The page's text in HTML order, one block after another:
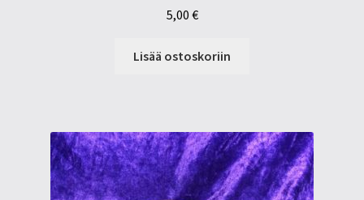
5,00 €
Lisää ostoskoriin